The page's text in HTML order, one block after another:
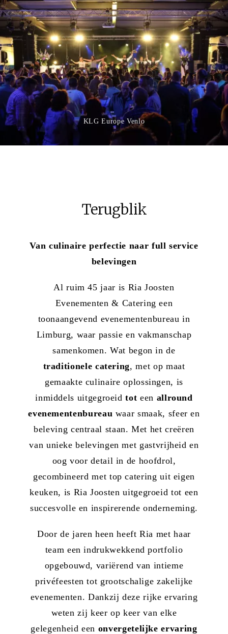
KLG Europe Venlo
Terugblik
Van culinaire perfectie naar full service
belevingen
Al ruim 45 jaar is Ria Joosten
Evenementen & Catering een
toonaangevend evenementenbureau in
Limburg, waar passie en vakmanschap
samenkomen. Wat begon in de
traditionele catering, met op maat
gemaakte culinaire oplossingen, is
inmiddels uitgegroeidtot een allround
evenementenbureau waar smaak, sfeer en
beleving centraal staan. Met het creëren
van unieke belevingen met gastvrijheid en
oog voor detail in de hoofdrol,
gecombineerd met top catering uit eigen
keuken, is Ria Joosten uitgegroeid tot een
succesvolle en inspirerende onderneming.
Door de jaren heen heeft Ria met haar
team een indrukwekkend portfolio
opgebouwd, variërend van intieme
privéfeesten tot grootschalige zakelijke
evenementen. Dankzij deze rijke ervaring
weten zij keer op keer van elke
gelegenheid een onvergetelijke ervaring